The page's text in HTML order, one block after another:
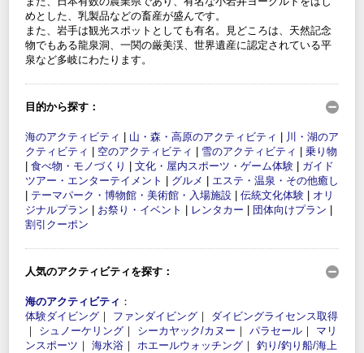
めとした、乳製品などの畜産が盛んです。
また、岩手は観光スポットとしても有名。見どころは、天然記念
物でもある龍泉洞、一関の厳美渓、世界遺産に認定されている平
泉など多岐にわたります。
目的から探す：
海のアクティビティ 山・森・高原のアクティビティ
川・湖のア
クティビティ
空のアクティビティ 雪のアクティビティ
乗り物
食べ物・モノづくり 文化・屋内スポーツ・ゲーム体験
ガイド
ツアー・エンターテイメント
グルメ
エステ・温泉・その他癒し
テーマパーク・博物館・美術館・入場施設 伝統文化体験
オリ
ジナルプラン
お祭り・イベント レンタカー 団体向けプラン
割引クーポン
人気のアクティビティを探す：
海のアクティビティ ：
体験ダイビング ｜ ファンダイビング ｜ ダイビングライセンス取得
｜ シュノーケリング ｜ シーカヤック/カヌー ｜ パラセール ｜ マリ
ンスポーツ ｜ 海水浴 ｜ ホエールウォッチング ｜ 釣り/釣り船/海上